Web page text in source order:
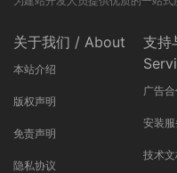
关于我们 / About
本站介绍
版权声明
免责声明
隐私协议
支持
广告
安装服
技术文